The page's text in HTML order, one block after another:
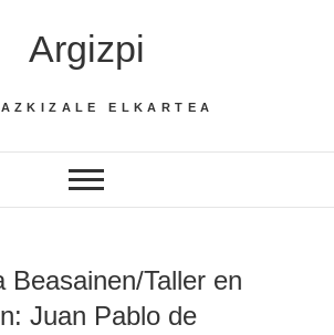
Argizpi
ELKARTEA
Beasainen/Taller en
Juan Pablo de